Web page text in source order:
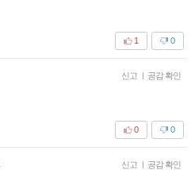
0
1
신고 | 공감 확인
0
0
신고 | 공감 확인